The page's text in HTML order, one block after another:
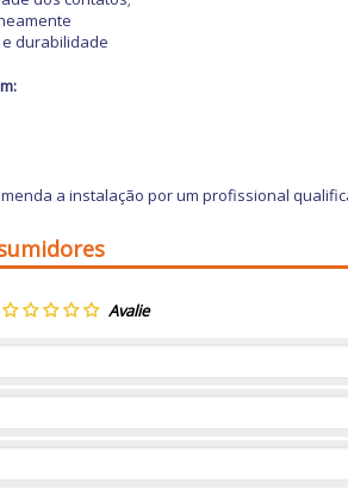
e durabilidade
a instalação por um profissional